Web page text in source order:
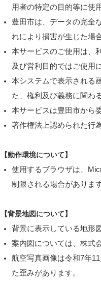
用者の特定の目的等に使
豊田市は、データの完全
れにより損害が生じた場
本サービスのご使用は、
及び営利目的ではご使用
本システムで表示される
た、権利及び義務に関わ
本サービスは豊田市から
著作権法上認められた行
【動作環境について】
使用するブラウザは、
制限される場合があります
【背景地図について】
背景に表示している地形
案内図については、株式
航空写真画像は令和7年
た歪みがあります。